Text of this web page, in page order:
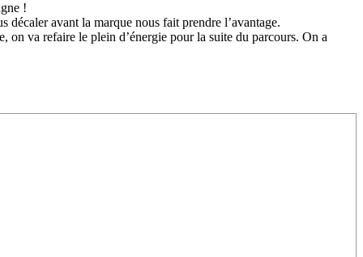
!
avant la marque nous fait prendre l’avantage.
on va refaire le plein d’énergie pour la suite du parcours. On a